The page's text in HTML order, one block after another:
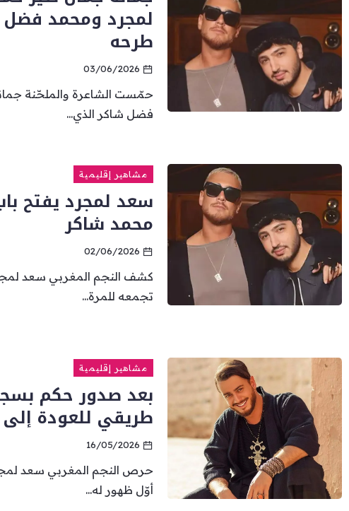
لمجرد ومحمد فضل
طرحه
03/06/2026
حمّست الشاعرة والملحّنة
فضل شاكر الذي...
مشاهير إقليمية
سعد لمجرد يفتح
محمد شاكر
02/06/2026
كشف النجم المغربي سعد
تجمعه للمرة...
مشاهير إقليمية
بعد صدور حكم
طريقي للعودة إلى
16/05/2026
حرص النجم المغربي سعد
أوّل ظهور له...